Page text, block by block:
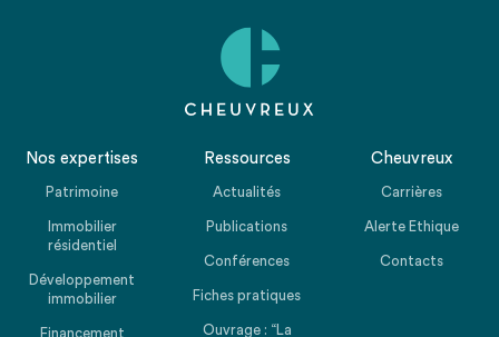
Nos expertises
Patrimoine
Immobilier
résidentiel
Développement
immobilier
Financement
Ressources
Actualités
Publications
Conférences
Fiches pratiques
Ouvrage : “La
Cheuvreux
Carrières
Alerte Ethique
Contacts